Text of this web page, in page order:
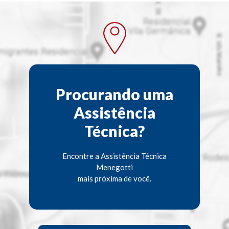
Procurando uma
Assistência
Técnica?
Encontre a Assistência Técnica
Menegotti
mais próxima de você.